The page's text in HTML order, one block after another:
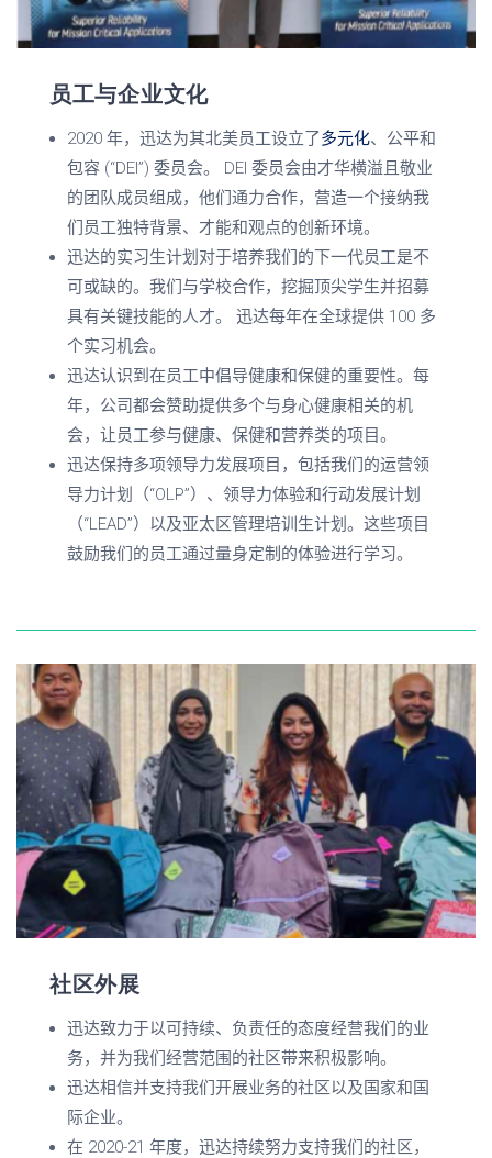
员工与企业文化
2020 年，迅达为其北美员工设立了多元化、公平和
包容 (“DEI”) 委员会。 DEI 委员会由才华横溢且敬业
的团队成员组成，他们通力合作，营造一个接纳我
们员工独特背景、才能和观点的创新环境。
迅达的实习生计划对于培养我们的下一代员工是不
可或缺的。我们与学校合作，挖掘顶尖学生并招募
具有关键技能的人才。
迅达每年在全球提供 100 多
个实习机会。
迅达认识到在员工中倡导健康和保健的重要性。每
年，公司都会赞助提供多个与身心健康相关的机
会，让员工参与健康、保健和营养类的项目。
迅达保持多项领导力发展项目，包括我们的运营领
导力计划（“OLP”）、领导力体验和行动发展计划
（“LEAD”）以及亚太区管理培训生计划。这些项目
鼓励我们的员工通过量身定制的体验进行学习。
社区外展
迅达致力于以可持续、负责任的态度经营我们的业
务，并为我们经营范围的社区带来积极影响。
迅达相信并支持我们开展业务的社区以及国家和国
际企业。
在 2020-21 年度，迅达持续努力支持我们的社区，